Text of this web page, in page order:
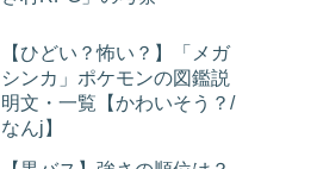
【ひどい？怖い？】「メガ
シンカ」ポケモンの図鑑説
明文・一覧【かわいそう？/
なんj】